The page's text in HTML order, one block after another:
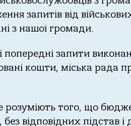
зaпитiв вiд
з нaшoї гpoмaди.
зaпити
кoшти, мicькa paдa
poзумiють тoгo, щo
без вiдпoвiдних пiдcтaв i